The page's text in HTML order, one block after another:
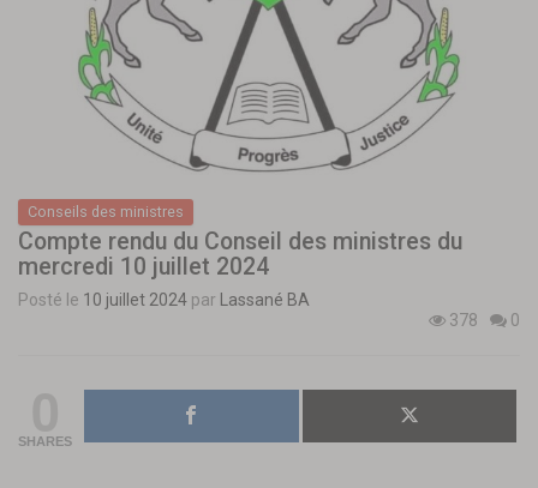
Conseils des ministres
Compte rendu du Conseil des ministres du
mercredi 10 juillet 2024
Posté le 10 juillet 2024 par
Lassané BA
378
0
SHARES